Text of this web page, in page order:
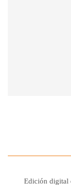
Edición digital